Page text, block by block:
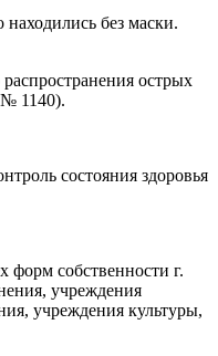
без маски.
острых
№ 1140).
состояния здоровья
собственности г.
учреждения
учреждения культуры,